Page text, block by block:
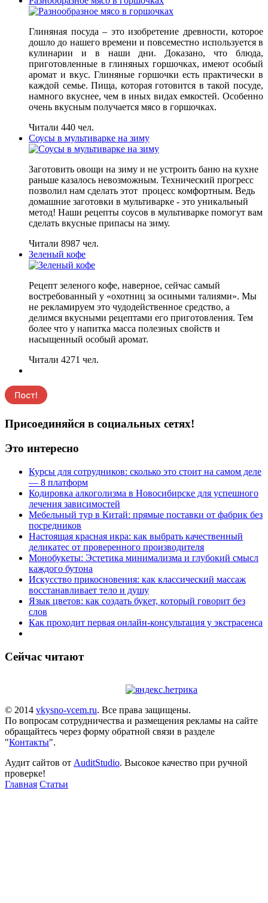
Глиняная посуда – это изобретение древности, которое
дошло до нашего времени и повсеместно используется в
кулинарии и в наши дни. Доказано, что блюда,
приготовленные в глиняных горшочках, имеют особый
аромат и вкус. Глиняные горшочки есть практически в
каждой семье. Пища, которая готовится в такой посуде,
намного вкуснее, чем в иных видах емкостей. Особенно
очень вкусным получается мясо в горшочках.
Читали 440 чел.
Соусы в мультиварке на зиму
Заготовить овощи на зиму и не устроить баню на кухне
раньше казалось невозможным. Технический прогресс
позволил нам сделать этот процесс комфортным. Ведь
домашние заготовки в мультиварке - это уникальный
метод! Наши рецепты соусов в мультиварке помогут вам
сделать вкусные припасы на зиму.
Читали 8987 чел.
Зеленый кофе
Рецепт зеленого кофе, наверное, сейчас самый
востребованный у «охотниц за осиными талиями». Мы
не рекламируем это чудодейственное средство, а
делимся вкусными рецептами его приготовления. Тем
более что у напитка масса полезных свойств и
насыщенный особый аромат.
Читали 4271 чел.
Присоединяйся в социальных сетях!
Это интересно
Курсы для сотрудников: сколько это стоит на самом деле
— 8 платформ
Кодировка алкоголизма в Новосибирске для успешного
лечения зависимостей
Мебельный тур в Китай: прямые поставки от фабрик без
посредников
Настоящая красная икра: как выбрать качественный
деликатес от проверенного производителя
Монобукеты: Эстетика минимализма и глубокий смысл
каждого бутона
Искусство прикосновения: как классический массаж
восстанавливает тело и душу
Язык цветов: как создать букет, который говорит без
слов
Как проходит первая онлайн-консультация у экстрасенса
Сейчас читают
© 2014 vkysno-vcem.ru. Все права защищены.
По вопросам сотрудничества и размещения рекламы на сайте
обращайтесь через форму обратной связи в разделе
"Контакты".
Аудит сайтов от AuditStudio. Высокое качество при ручной
проверке!
Главная Статьи